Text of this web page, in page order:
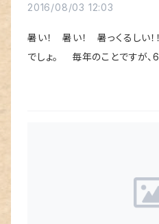
2016/08/03 12:03
暑い！ 暑い！ 暑っくるしい！
でしょ。 毎年のことですが